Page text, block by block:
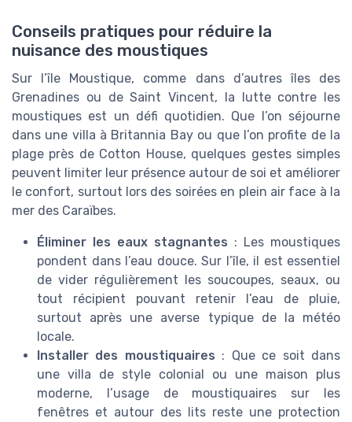
Conseils pratiques pour réduire la
nuisance des moustiques
Sur l’île Moustique, comme dans d’autres îles des
Grenadines ou de Saint Vincent, la lutte contre les
moustiques est un défi quotidien. Que l’on séjourne
dans une villa à Britannia Bay ou que l’on profite de la
plage près de Cotton House, quelques gestes simples
peuvent limiter leur présence autour de soi et améliorer
le confort, surtout lors des soirées en plein air face à la
mer des Caraïbes.
Éliminer les eaux stagnantes : Les moustiques
pondent dans l’eau douce. Sur l’île, il est essentiel
de vider régulièrement les soucoupes, seaux, ou
tout récipient pouvant retenir l’eau de pluie,
surtout après une averse typique de la météo
locale.
Installer des moustiquaires : Que ce soit dans
une villa de style colonial ou une maison plus
moderne, l’usage de moustiquaires sur les
fenêtres et autour des lits reste une protection